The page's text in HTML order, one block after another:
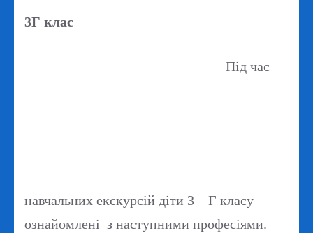
3Г клас
Під час
навчальних екскурсій діти 3 – Г класу
ознайомлені з наступними професіями.